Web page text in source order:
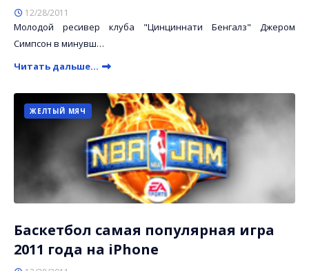
12/28/2011
Молодой ресивер клуба "Цинциннати Бенгалз" Джером
Симпсон в минувш…
Читать дальше...
ЖЕЛТЫЙ МЯЧ
Баскетбол самая популярная игра
2011 года на iPhone